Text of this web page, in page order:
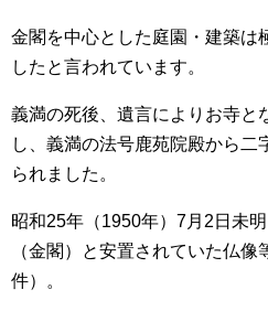
金閣を中心とした庭園・建築は
したと言われています。
義満の死後、遺言によりお寺と
し、義満の法号鹿苑院殿から二
られました。
昭和25年（1950年）7月2日未
（金閣）と安置されていた仏
件）。